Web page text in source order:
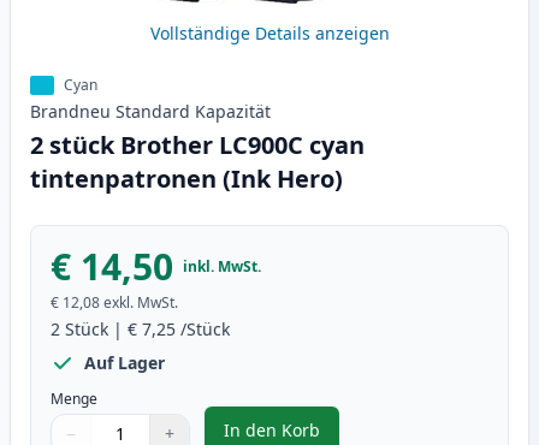
Vollständige Details anzeigen
Cyan
Brandneu Standard Kapazität
2 stück Brother LC900C cyan
tintenpatronen (Ink Hero)
€ 14,50 inkl. MwSt.
€ 12,08exkl. MwSt.
2 Stück | € 7,25 /Stück
Auf Lager
Menge
− + In den Korb